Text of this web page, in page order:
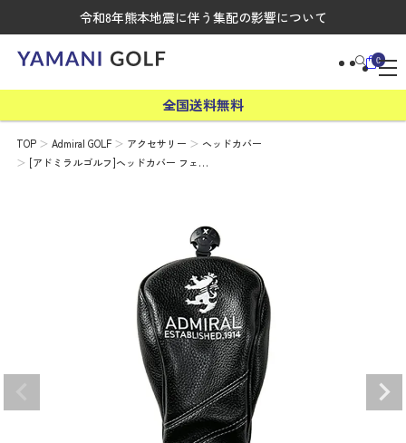
令和8年熊本地震に伴う集配の影響について
0
全国送料無料
TOP Admiral GOLF アクセサリー
ヘッドカバー
[アドミラルゴルフ]ヘッドカバー フェ…